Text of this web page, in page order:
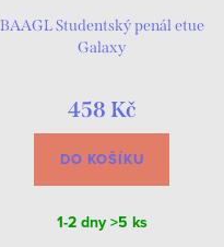
BAAGL Studentský penál etue
Galaxy
458 Kč
DO KOŠÍKU
1-2 dny >5 ks